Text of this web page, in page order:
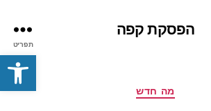
פתח סרגל נגישות
הפסקת קפה
תפריט
קטגוריותמה חדש